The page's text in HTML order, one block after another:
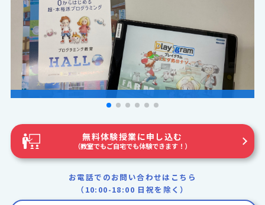
無料体験授業に申し込む
（教室でもご自宅でも体験できます！）
お電話でのお問い合わせはこちら
（10:00-18:00 日祝を除く）